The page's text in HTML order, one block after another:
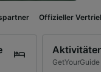
Vertriebspartner
GetYourGuide